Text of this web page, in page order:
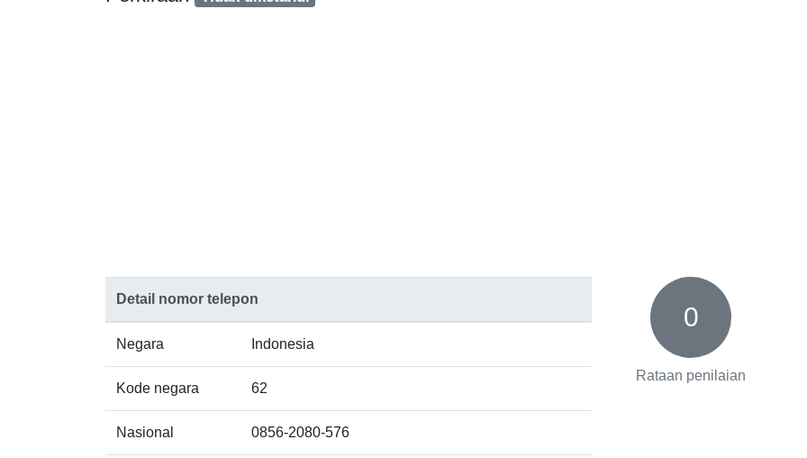
Detail nomor telepon
Negara Indonesia
Kode negara 62
Nasional 0856-2080-576
0
Rataan penilaian